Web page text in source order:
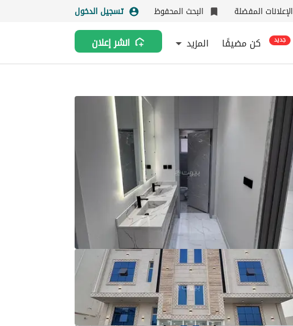
الإعلانات المفضلة البحث المحفوظ تسجيل الدخول
جديد كن مضيفًا المزيد انشر إعلان